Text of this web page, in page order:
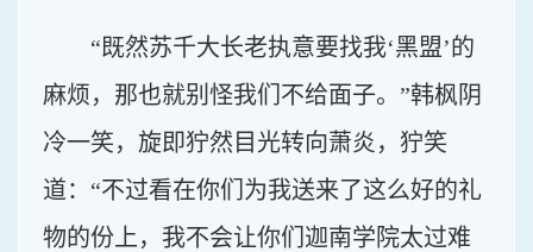
“既然苏千大长老执意要找我‘黑盟’的
麻烦，那也就别怪我们不给面子。”韩枫阴
冷一笑，旋即狞然目光转向萧炎，狞笑
道：“不过看在你们为我送来了这么好的礼
物的份上，我不会让你们迦南学院太过难